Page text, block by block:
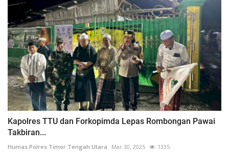
Kapolres TTU dan Forkopimda Lepas Rombongan Pawai
Takbiran...
Humas Polres Timor Tengah Utara Mar 30, 2025 1335